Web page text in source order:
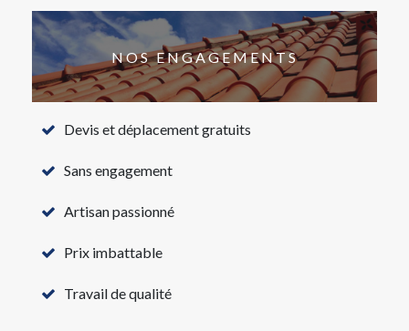
NOS ENGAGEMENTS
Devis et déplacement gratuits
Sans engagement
Artisan passionné
Prix imbattable
Travail de qualité